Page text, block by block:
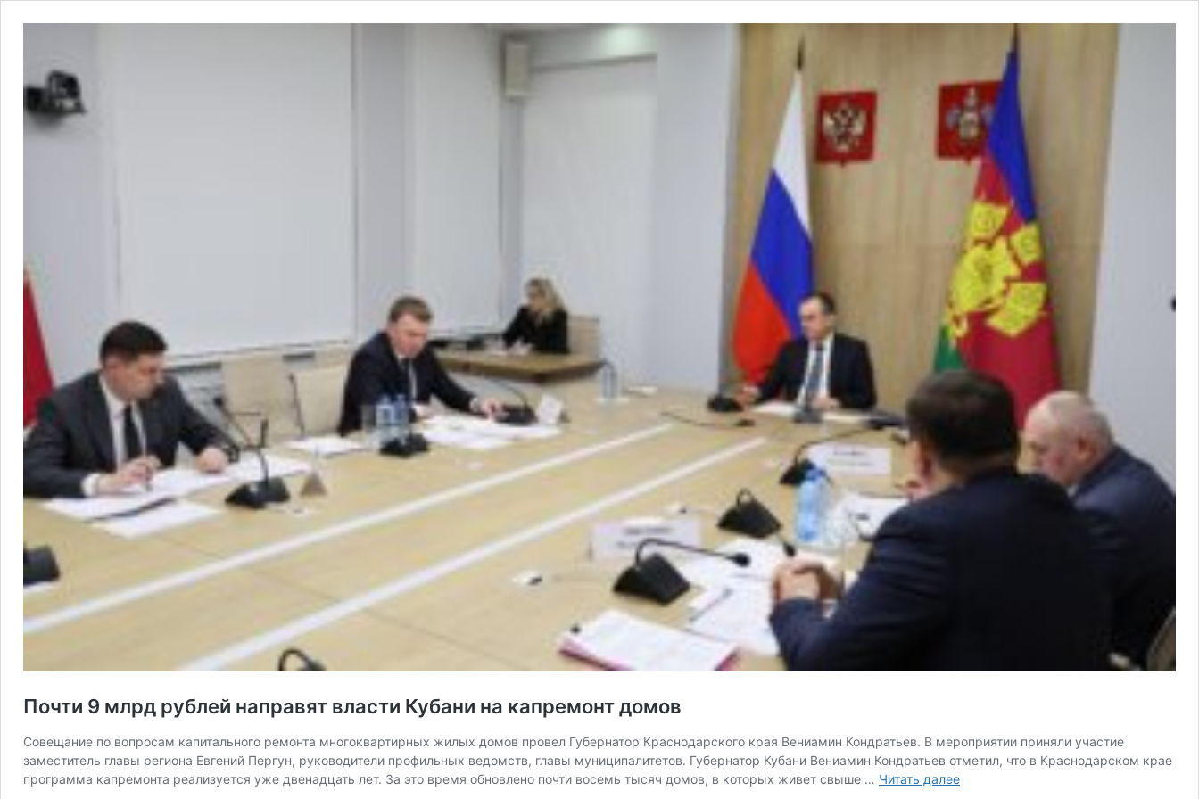
Почти 9 млрд рублей направят власти Кубани на капремонт домов
Совещание по вопросам капитального ремонта многоквартирных жилых домов провел Губернатор Краснодарского края Вениамин Кондратьев. В мероприятии приняли участие
заместитель главы региона Евгений Пергун, руководители профильных ведомств, главы муниципалитетов. Губернатор Кубани Вениамин Кондратьев отметил, что в Краснодарском крае
программа капремонта реализуется уже двенадцать лет. За это время обновлено почти восемь тысяч домов, в которых живет свыше … Читать далееПочти